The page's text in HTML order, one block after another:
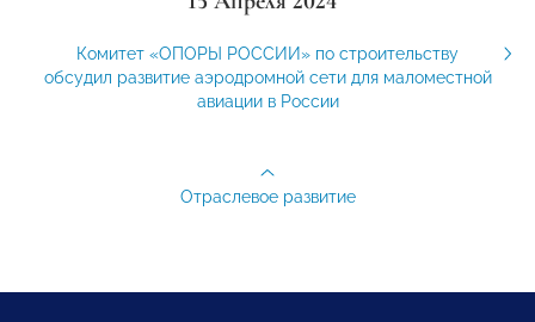
Комитет «ОПОРЫ РОССИИ» по строительству
обсудил развитие аэродромной сети для маломестной
авиации в России
Отраслевое развитие